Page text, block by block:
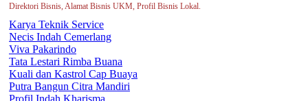
Direktori Bisnis, Alamat Bisnis UKM, Profil Bisnis Lokal.
Karya Teknik Service
Necis Indah Cemerlang
Viva Pakarindo
Tata Lestari Rimba Buana
Kuali dan Kastrol Cap Buaya
Putra Bangun Citra Mandiri
Profil Indah Kharisma